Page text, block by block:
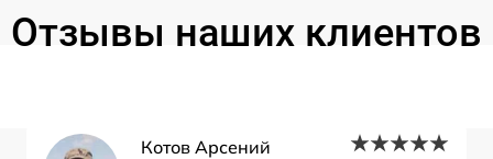
Отзывы наших клиентов
Котов Арсений